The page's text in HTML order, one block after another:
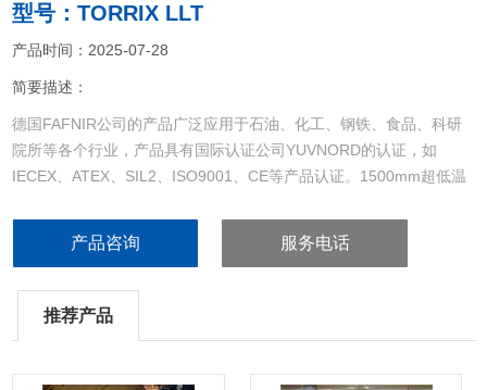
型号：TORRIX LLT
产品时间：2025-07-28
简要描述：
德国FAFNIR公司的产品广泛应用于石油、化工、钢铁、食品、科研
院所等各个行业，产品具有国际认证公司YUVNORD的认证，如
IECEX、ATEX、SIL2、ISO9001、CE等产品认证。1500mm超低温
产品咨询 服务电话
推荐产品